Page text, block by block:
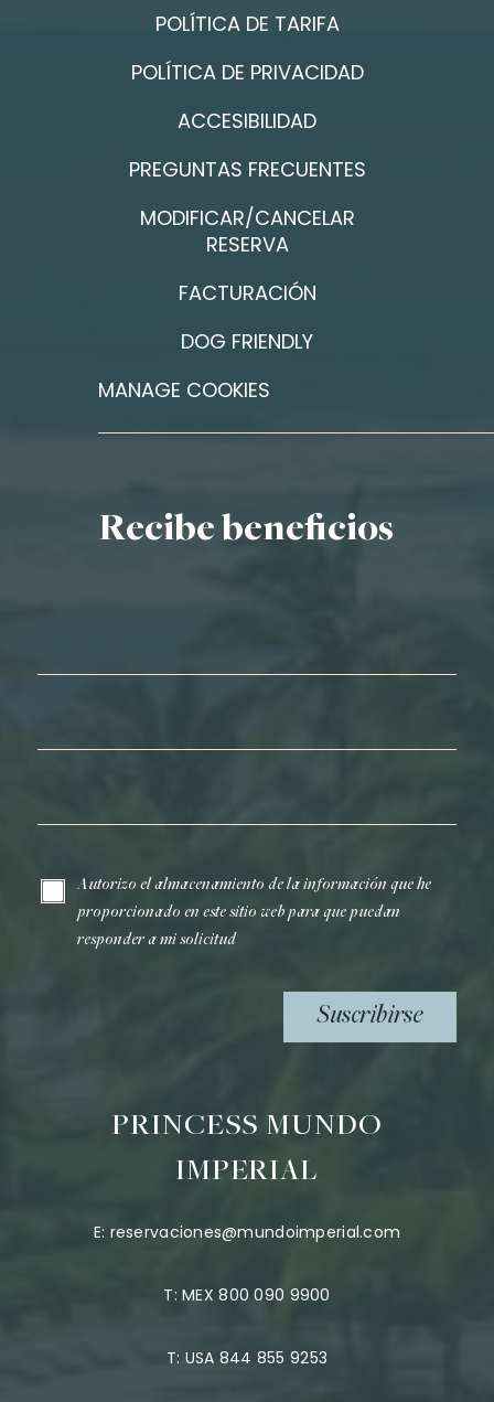
POLÍTICA DE TARIFA
POLÍTICA DE PRIVACIDAD
ACCESIBILIDAD
PREGUNTAS FRECUENTES
MODIFICAR/CANCELAR
RESERVA
FACTURACIÓN
DOG FRIENDLY
MANAGE COOKIES
Recibe beneficios
Autorizo el almacenamiento de la información que he
proporcionado en este sitio web para que puedan
responder a mi solicitud
Suscribirse
PRINCESS MUNDO
IMPERIAL
E: reservaciones@mundoimperial.com
T:MEX 800 090 9900
T: USA 844 855 9253